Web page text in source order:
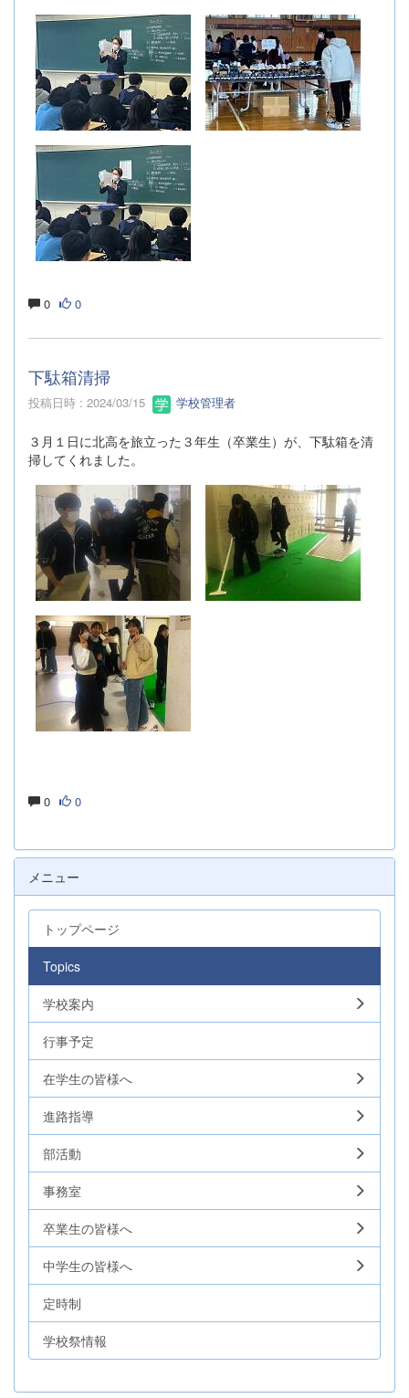
0 0
下駄箱清掃
投稿日時 : 2024/03/15 学校管理者
３月１日に北高を旅立った３年生（卒業生）が、下駄箱を清
掃してくれました。
0 0
メニュー
トップページ
Topics
学校案内
行事予定
在学生の皆様へ
進路指導
部活動
事務室
卒業生の皆様へ
中学生の皆様へ
定時制
学校祭情報